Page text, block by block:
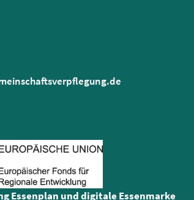
Essenplan und digitale Essenmarke